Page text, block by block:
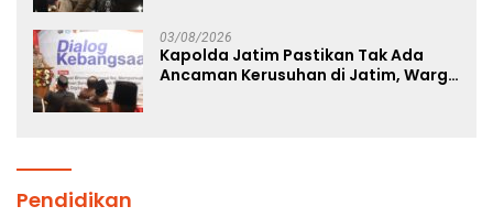
03/08/2026
Kapolda Jatim Pastikan Tak Ada
Ancaman Kerusuhan di Jatim, Warga
Pendidikan